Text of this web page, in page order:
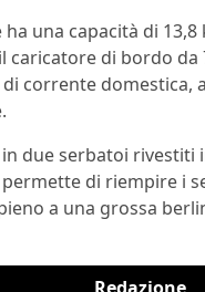
una capacità di
di bordo da
corrente domestica,
due serbatoi
di riempire i
a una grossa